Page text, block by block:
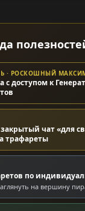
· РОСКОШНЫЙ
с доступом к
чат «для
трафареты
по
на вершину